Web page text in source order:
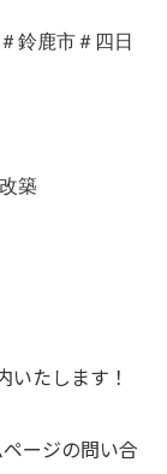
鈴鹿市＃四日
築
いたします！
ージの問い合